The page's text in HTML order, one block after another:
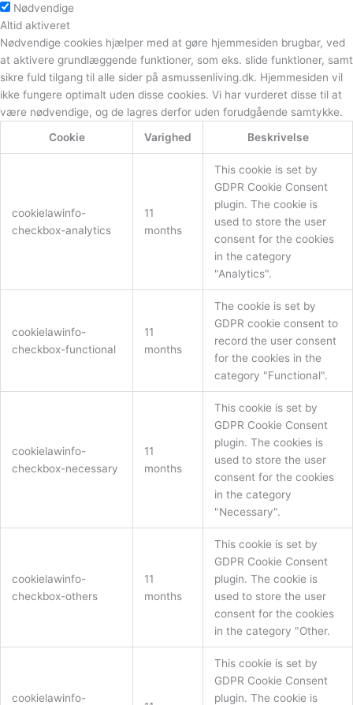
Nødvendige
Altid aktiveret
Nødvendige cookies hjælper med at gøre hjemmesiden brugbar, ved
at aktivere grundlæggende funktioner, som eks. slide funktioner, samt
sikre fuld tilgang til alle sider på asmussenliving.dk. Hjemmesiden vil
ikke fungere optimalt uden disse cookies. Vi har vurderet disse til at
være nødvendige, og de lagres derfor uden forudgående samtykke.
Cookie
Varighed Beskrivelse
cookielawinfo-
checkbox-analytics
11
months
This cookie is set by
GDPR Cookie Consent
plugin. The cookie is
used to store the user
consent for the cookies
in the category
"Analytics".
cookielawinfo-
checkbox-functional
11
months
The cookie is set by
GDPR cookie consent to
record the user consent
for the cookies in the
category "Functional".
cookielawinfo-
checkbox-necessary
11
months
This cookie is set by
GDPR Cookie Consent
plugin. The cookies is
used to store the user
consent for the cookies
in the category
"Necessary".
cookielawinfo-
checkbox-others
11
months
This cookie is set by
GDPR Cookie Consent
plugin. The cookie is
used to store the user
consent for the cookies
in the category "Other.
cookielawinfo-
This cookie is set by
GDPR Cookie Consent
plugin. The cookie is